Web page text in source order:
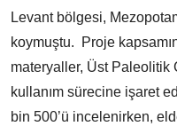
Levant bölgesi,
koymuştu. Proje
materyaller, Üst Paleolitik
kullanım sürecine işaret
bin 500’ü incelenirken,